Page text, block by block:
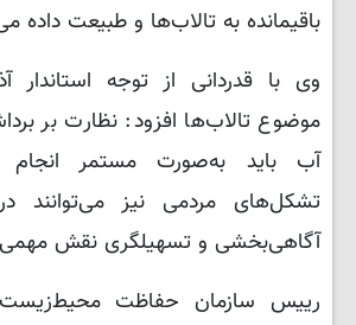
باقیمانده به تالاب‌ها و طبیعت داده
وی با قدردانی از توجه استاندار
موضوع تالاب‌ها افزود: نظارت بر
آب باید به‌صورت مستمر
تشکل‌های مردمی نیز می‌توانند
آگاهی‌بخشی و تسهیلگری نقش مهمی
رییس سازمان حفاظت محیط‌زیست